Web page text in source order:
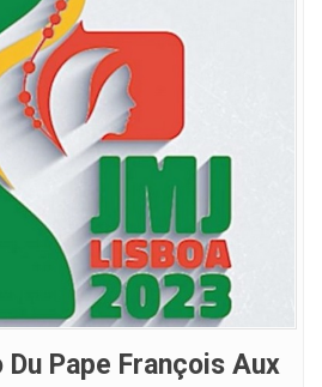
Pape François Aux